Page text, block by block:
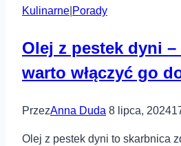
–
przygotować
do
Kulinarne Porady
Olej z pestek dyni –
warto włączyć go
PrzezAnna Duda 8 lipca, 2024
Olej z pestek dyni to skarbnica